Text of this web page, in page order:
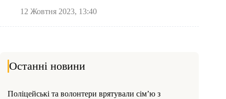
12 Жовтня 2023, 13:40
Останні новини
Поліцейські та волонтери врятували сім’ю з